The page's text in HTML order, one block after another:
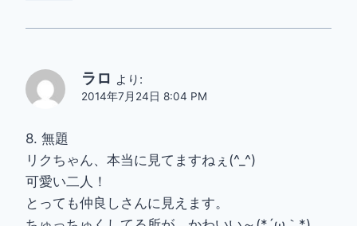
ラロ より:
2014年7月24日 8:04 PM
8. 無題
リクちゃん、本当に見てますねぇ(^_^)
可愛い二人！
とっても仲良しさんに見えます。